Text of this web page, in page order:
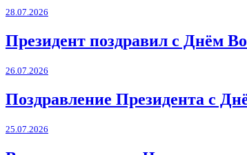
28.07.2026
Президент поздравил с Днём
26.07.2026
Поздравление Президента с
25.07.2026